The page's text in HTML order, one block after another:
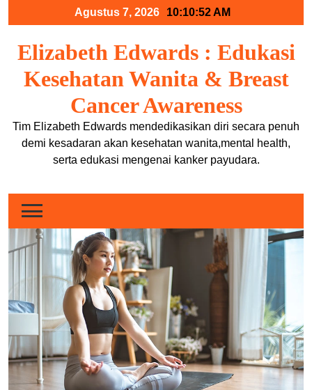
Agustus 7, 2026 10:10:52 AM
Elizabeth Edwards : Edukasi
Kesehatan Wanita & Breast
Cancer Awareness
Tim Elizabeth Edwards mendedikasikan diri secara penuh
demi kesadaran akan kesehatan wanita,mental health,
serta edukasi mengenai kanker payudara.